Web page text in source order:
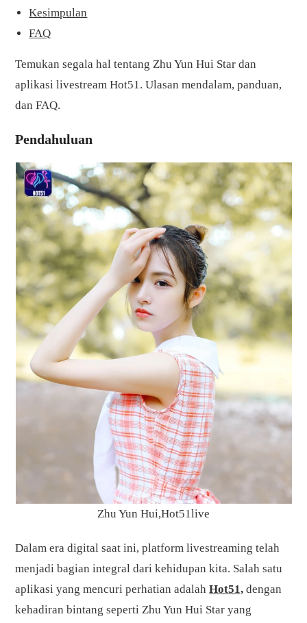
Kesimpulan
FAQ
Temukan segala hal tentang Zhu Yun Hui Star dan
aplikasi livestream Hot51. Ulasan mendalam, panduan,
dan FAQ.
Pendahuluan
Zhu Yun Hui,Hot51live
Dalam era digital saat ini, platform livestreaming telah
menjadi bagian integral dari kehidupan kita. Salah satu
aplikasi yang mencuri perhatian adalahHot51, dengan
kehadiran bintang seperti Zhu Yun Hui Star yang